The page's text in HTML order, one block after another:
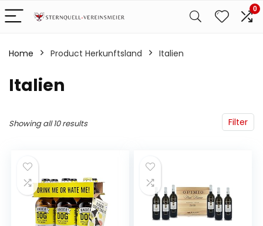
0
Home Product Herkunftsland ‎Italien
‎Italien
Filter
Showing all 10 results